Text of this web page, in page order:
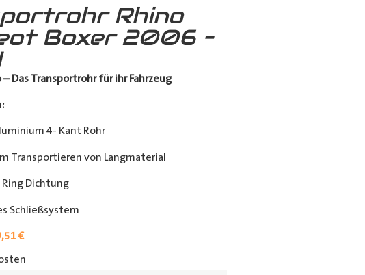
Rhino
Boxer 2006 –
– Das Transportrohr für ihr Fahrzeug
4- Kant Rohr
Transportieren von Langmaterial
Dichtung
€